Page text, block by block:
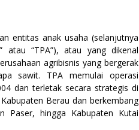
entitas anak usaha (selanjutnya
atau “TPA”), atau yang dikenal
agribisnis yang bergerak
sawit. TPA memulai operasi
dan terletak secara strategis di
Berau dan berkembang
Paser, hingga Kabupaten Kutai